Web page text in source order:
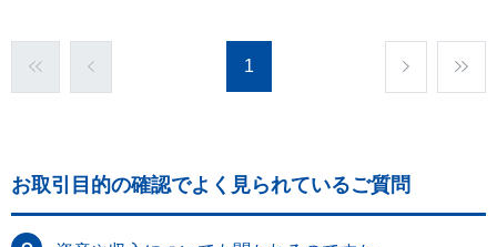
1
お取引目的の確認でよく見られているご質問